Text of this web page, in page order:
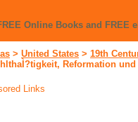
Online Books and FREE
> United States > 19th
Reformation
Links